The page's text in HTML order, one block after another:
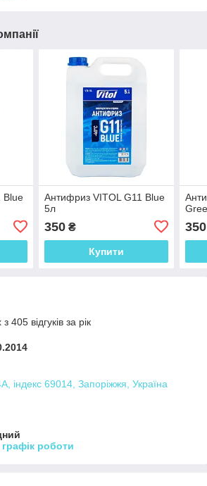
Blue
Антифриз VITOL G11 Blue
5л
350₴
Купити
350
405 відгуків за рік
індекс 69014, Запоріжжя, Україна
роботи